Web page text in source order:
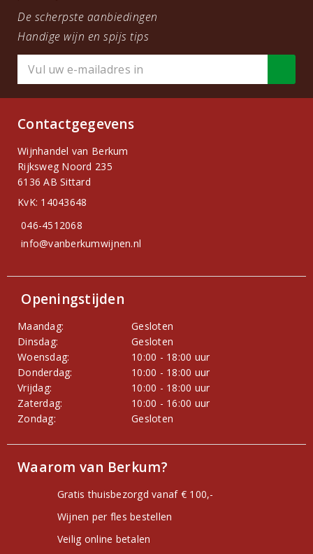
De scherpste aanbiedingen
Handige wijn en spijs tips
Contactgegevens
Wijnhandel van Berkum
Rijksweg Noord 235
6136 AB Sittard
KvK: 14043648
046-4512068
info@vanberkumwijnen.nl
Openingstijden
Maandag:
Gesloten
Dinsdag:
Gesloten
Woensdag:
10:00 - 18:00 uur
Donderdag:
10:00 - 18:00 uur
Vrijdag:
10:00 - 18:00 uur
Zaterdag:
10:00 - 16:00 uur
Zondag:
Gesloten
Waarom van Berkum?
Gratis thuisbezorgd vanaf € 100,-
Wijnen per fles bestellen
Veilig online betalen